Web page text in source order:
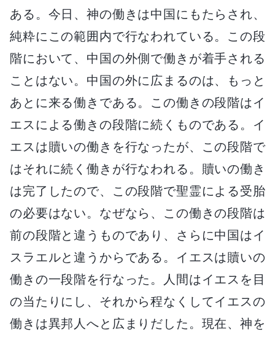
ある。今日、神の働きは中国にもたらされ、
純粋にこの範囲内で行なわれている。この段
階において、中国の外側で働きが着手される
ことはない。中国の外に広まるのは、もっと
あとに来る働きである。この働きの段階はイ
エスによる働きの段階に続くものである。イ
エスは贖いの働きを行なったが、この段階で
はそれに続く働きが行なわれる。贖いの働き
は完了したので、この段階で聖霊による受胎
の必要はない。なぜなら、この働きの段階は
前の段階と違うものであり、さらに中国はイ
スラエルと違うからである。イエスは贖いの
働きの一段階を行なった。人間はイエスを目
の当たりにし、それから程なくしてイエスの
働きは異邦人へと広まりだした。現在、神を